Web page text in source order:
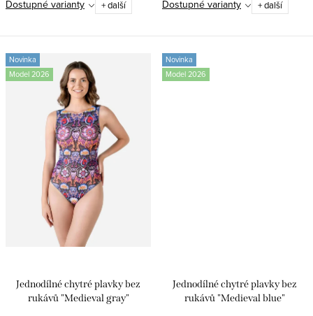
Dostupné varianty + další Dostupné varianty + další
Novinka
Model 2026
Jednodílné chytré plavky bez
rukávů "Medieval gray"
Novinka
Model 2026
Jednodílné chytré plavky bez
rukávů "Medieval blue"